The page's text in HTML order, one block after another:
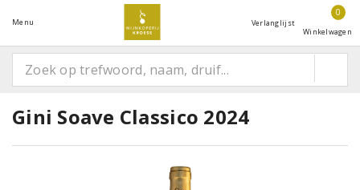
Menu Verlanglijst
0
Winkelwagen
Gini Soave Classico 2024